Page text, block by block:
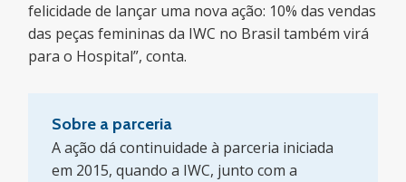
felicidade de lançar uma nova ação: 10% das vendas
das peças femininas da IWC no Brasil também virá
para o Hospital”, conta.
Sobre a parceria
A ação dá continuidade à parceria iniciada
em 2015, quando a IWC, junto com a